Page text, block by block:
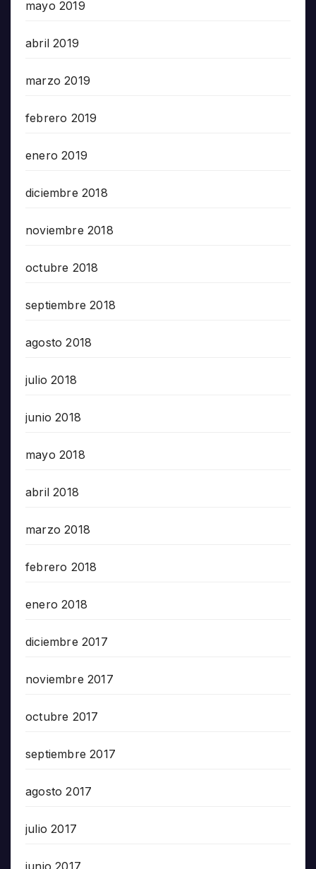
mayo 2019
abril 2019
marzo 2019
febrero 2019
enero 2019
diciembre 2018
noviembre 2018
octubre 2018
septiembre 2018
agosto 2018
julio 2018
junio 2018
mayo 2018
abril 2018
marzo 2018
febrero 2018
enero 2018
diciembre 2017
noviembre 2017
octubre 2017
septiembre 2017
agosto 2017
julio 2017